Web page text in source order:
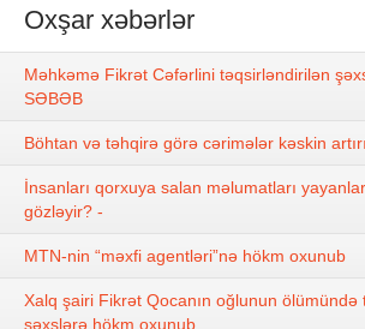
Oxşar xəbərlər
Məhkəmə Fikrət Cəfərlini təqsirləndirilən
SƏBƏB
Böhtan və təhqirə görə cərimələr kəskin
İnsanları qorxuya salan məlumatları
gözləyir? -
MTN-nin “məxfi agentləri”nə hökm oxunub
Xalq şairi Fikrət Qocanın oğlunun ölümündə
şəxslərə hökm oxunub